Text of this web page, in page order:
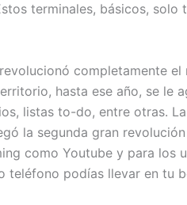
terminales, básicos,
completamente
hasta ese año, se le
listas to-do, entre otras.
la segunda gran
como Youtube y para los
teléfono podías llevar en tu